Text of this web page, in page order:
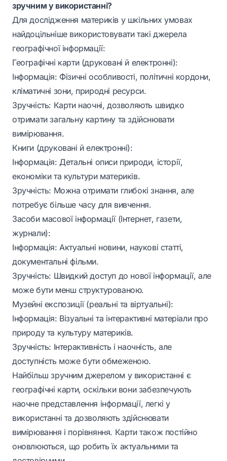
зручним у використанні?
Для дослідження материків у шкільних умовах
найдоцільніше використовувати такі джерела
географічної інформації:
Географічні карти (друковані й електронні):
Інформація: Фізичні особливості, політичні кордони,
кліматичні зони, природні ресурси.
Зручність: Карти наочні, дозволяють швидко
отримати загальну картину та здійснювати
вимірювання.
Книги (друковані й електронні):
Інформація: Детальні описи природи, історії,
економіки та культури материків.
Зручність: Можна отримати глибокі знання, але
потребує більше часу для вивчення.
Засоби масової інформації (Інтернет, газети,
журнали):
Інформація: Актуальні новини, наукові статті,
документальні фільми.
Зручність: Швидкий доступ до нової інформації, але
може бути менш структурованою.
Музейні експозиції (реальні та віртуальні):
Інформація: Візуальні та інтерактивні матеріали про
природу та культуру материків.
Зручність: Інтерактивність і наочність, але
доступність може бути обмеженою.
Найбільш зручним джерелом у використанні є
географічні карти, оскільки вони забезпечують
наочне представлення інформації, легкі у
використанні та дозволяють здійснювати
вимірювання і порівняння. Карти також постійно
оновлюються, що робить їх актуальними та